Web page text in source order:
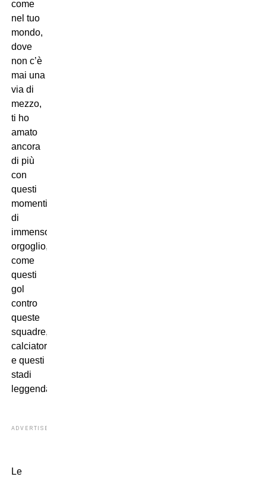
come
nel tuo
mondo,
dove
non c’è
mai una
via di
mezzo,
ti ho
amato
ancora
di più
con
questi
momenti
di
immenso
orgoglio,
come
questi
gol
contro
queste
squadre,
calciatori
e questi
stadi
leggendari.
ADVERTISEMENT
Le